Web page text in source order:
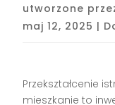
utworzone
maj 12, 2025 |
Przekształcenie
mieszkanie to